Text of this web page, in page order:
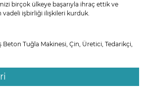
birçok ülkeye başarıyla ihraç ettik ve
işbirliği ilişkileri kurduk.
Beton Tuğla Makinesi, Çin, Üretici, Tedarikçi,